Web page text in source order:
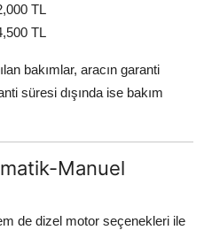
TL
TL
bakımlar, aracın garanti
süresi dışında ise bakım
Manuel
de dizel motor seçenekleri ile